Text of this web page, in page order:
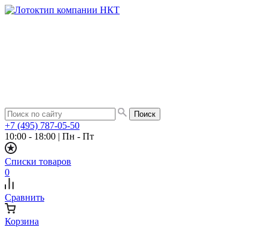
+7 (495) 787-05-50
10:00 - 18:00 | Пн - Пт
Списки товаров
0
Сравнить
Корзина